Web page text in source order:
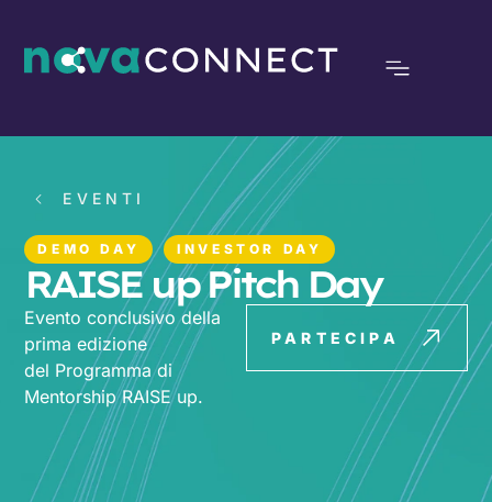
EVENTI
DEMO DAY INVESTOR DAY
RAISE up Pitch Day
Evento conclusivo della
prima edizione
del Programma di
Mentorship RAISE up.
PARTECIPA